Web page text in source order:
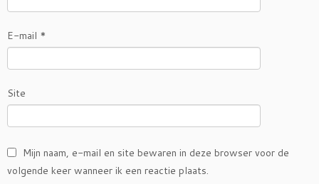
E-mail *
Site
Mijn naam, e-mail en site bewaren in deze browser voor de
volgende keer wanneer ik een reactie plaats.